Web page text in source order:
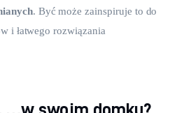
. Być może zainspiruje to do
i łatwego rozwiązania